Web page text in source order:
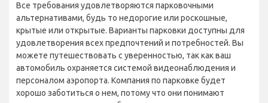
Все требования удовлетворяются парковочными
альтернативами, будь то недорогие или роскошные,
крытые или открытые. Варианты парковки доступны для
удовлетворения всех предпочтений и потребностей. Вы
можете путешествовать с уверенностью, так как ваш
автомобиль охраняется системой видеонаблюдения и
персоналом аэропорта. Компания по парковке будет
хорошо заботиться о нем, потому что они понимают